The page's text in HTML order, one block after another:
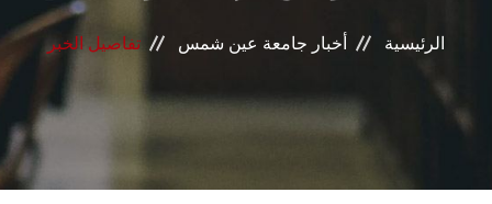
الأنظمة الذكية
تواصل معنا
الرئيسية أخبار جامعة عين شمس تفاصيل الخبر